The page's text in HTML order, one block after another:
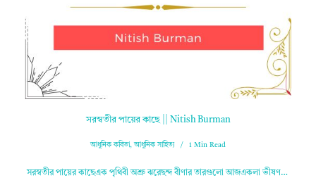
সরস্বতীর পায়ের কাছে || Nitish Burman
আধুনিক কবিতা,আধুনিক সাহিত্য 1 Min Read
সরস্বতীর পায়ের কাছেএক পৃথিবী অশ্রু ঝরেছন্দ বীণার তারগুলো আজএকলা ভীষণ…